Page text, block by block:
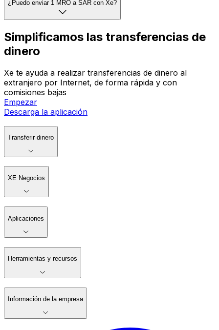
¿Puedo enviar 1 MRO a SAR con Xe?
Simplificamos las transferencias de
dinero
Xe te ayuda a realizar transferencias de dinero al
extranjero por Internet, de forma rápida y con
comisiones bajas
Empezar
Descarga la aplicación
Transferir dinero
XE Negocios
Aplicaciones
Herramientas y recursos
Información de la empresa